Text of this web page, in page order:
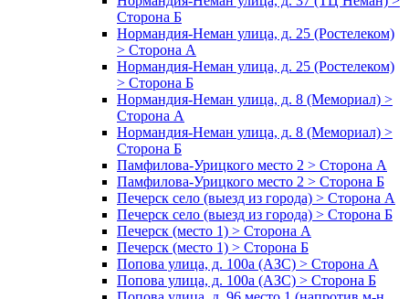
Сторона Б
Нормандия-Неман улица, д. 25 (Ростелеком)
> Сторона А
Нормандия-Неман улица, д. 25 (Ростелеком)
> Сторона Б
Нормандия-Неман улица, д. 8 (Мемориал) >
Сторона А
Нормандия-Неман улица, д. 8 (Мемориал) >
Сторона Б
Памфилова-Урицкого место 2 > Сторона А
Памфилова-Урицкого место 2 > Сторона Б
Печерск село (выезд из города) > Сторона А
Печерск село (выезд из города) > Сторона Б
Печерск (место 1) > Сторона А
Печерск (место 1) > Сторона Б
Попова улица, д. 100а (АЗС) > Сторона А
Попова улица, д. 100а (АЗС) > Сторона Б